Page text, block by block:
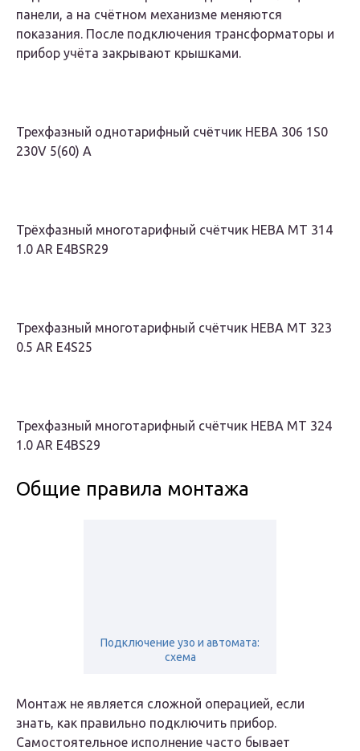
панели, а на счётном механизме меняются
показания. После подключения трансформаторы и
прибор учёта закрывают крышками.
Трехфазный однотарифный счётчик НЕВА 306 1S0
230V 5(60) А
Трёхфазный многотарифный счётчик НЕВА МТ 314
1.0 AR E4BSR29
Трехфазный многотарифный счётчик НЕВА МТ 323
0.5 AR E4S25
Трехфазный многотарифный счётчик НЕВА МТ 324
1.0 AR E4BS29
Общие правила монтажа
Подключение узо и автомата:
схема
Монтаж не является сложной операцией, если
знать, как правильно подключить прибор.
Самостоятельное исполнение часто бывает